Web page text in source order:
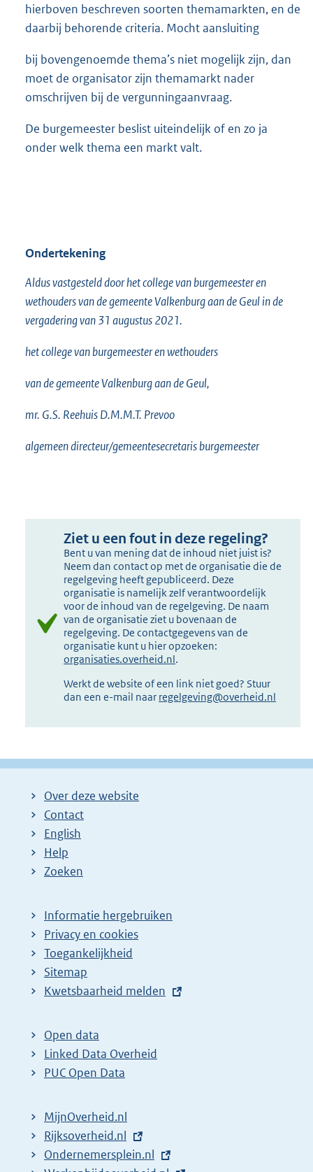
hierboven beschreven soorten themamarkten, en de
daarbij behorende criteria. Mocht aansluiting
bij bovengenoemde thema’s niet mogelijk zijn, dan
moet de organisator zijn themamarkt nader
omschrijven bij de vergunningaanvraag.
De burgemeester beslist uiteindelijk of en zo ja
onder welk thema een markt valt.
Ondertekening
Aldus vastgesteld door het college van burgemeester en
wethouders van de gemeente Valkenburg aan de Geul in de
vergadering van 31 augustus 2021.
het college van burgemeester en wethouders
van de gemeente Valkenburg aan de Geul,
mr. G.S. Reehuis D.M.M.T. Prevoo
algemeen directeur/gemeentesecretaris burgemeester
Ziet u een fout in deze regeling?
Bent u van mening dat de inhoud niet juist is?
Neem dan contact op met de organisatie die de
regelgeving heeft gepubliceerd. Deze
organisatie is namelijk zelf verantwoordelijk
voor de inhoud van de regelgeving. De naam
van de organisatie ziet u bovenaan de
regelgeving. De contactgegevens van de
organisatie kunt u hier opzoeken:
organisaties.overheid.nl.
Werkt de website of een link niet goed? Stuur
dan een e-mail naar regelgeving@overheid.nl
Over deze website
Contact
English
Help
Zoeken
Informatie hergebruiken
Privacy en cookies
Toegankelijkheid
Sitemap
E
t
e
r
l
i
n
Kwetsbaarheid melden
Open data
Linked Data Overheid
PUC Open Data
MijnOverheid.nl
E
x
Rijksoverheid.nl
E
Ondernemersplein.nl